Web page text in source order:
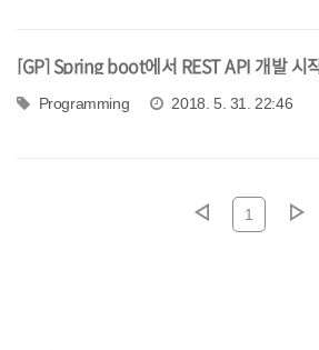
[GP] Spring boot에서 REST API 개발 시
Programming 2018. 5. 31. 22:46
1